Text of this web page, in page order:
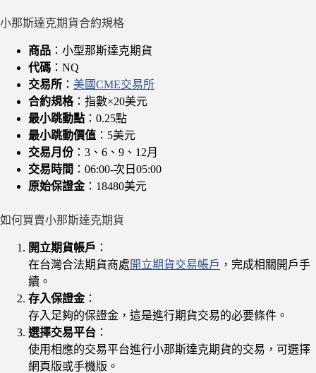
小那斯達克期貨合約規格
商品 ：小型那斯達克期貨
代碼 ：NQ
交易所 ： 美國CME交易所
合約規格：指數×20美元
最小跳動點 ：0.25點
最小跳動價值 ：5美元
交易月份 ：3、6、9、12月
交易時間 ：06:00-次日05:00
原始保證金：18480美元
如何買賣小那斯達克期貨
開立期貨帳戶 ：
在台灣合法期貨商處開立期貨交易帳戶 ，完成相關開戶手
續。
存入保證金：
存入足夠的保證金，這是進行期貨交易的必要條件。
選擇交易平台 ：
使用相應的交易平台進行小那斯達克期貨的交易，可選擇
網頁版或手機版。